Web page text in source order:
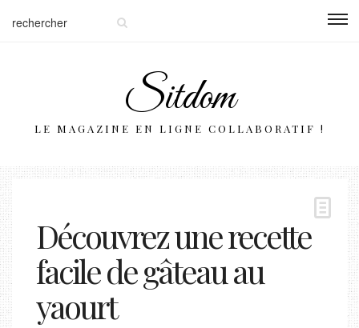
Sitdom
LE MAGAZINE EN LIGNE COLLABORATIF !
Découvrez une recette
facile de gâteau au
yaourt